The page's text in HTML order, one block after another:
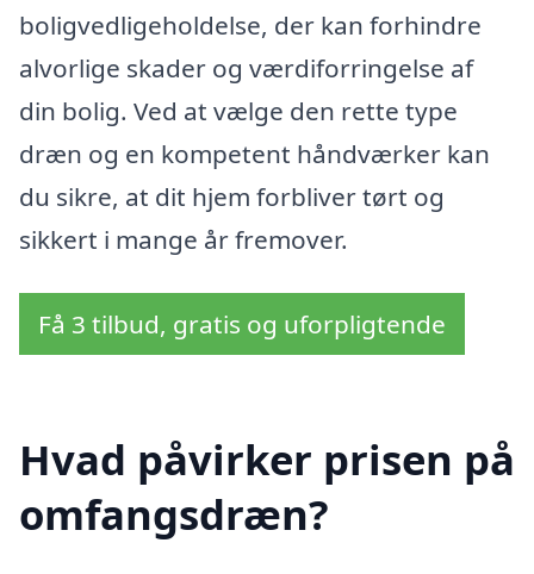
boligvedligeholdelse, der kan forhindre
alvorlige skader og værdiforringelse af
din bolig. Ved at vælge den rette type
dræn og en kompetent håndværker kan
du sikre, at dit hjem forbliver tørt og
sikkert i mange år fremover.
Få 3 tilbud, gratis og uforpligtende
Hvad påvirker prisen på
omfangsdræn?